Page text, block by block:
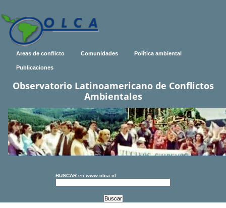
Areas de conflicto Comunidades Política ambiental
Publicaciones
Observatorio Latinoamericano de Conflictos
Ambientales
BUSCAR en www.olca.cl